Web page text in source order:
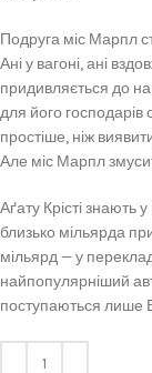
Подруга міс Марпл
Ані у вагоні, ані
придивляється до
для його
простіше, ніж
Але міс Марпл
Аґату Крісті знають
близько мільярда
мільярд — у
найпопулярніший
поступаються лише